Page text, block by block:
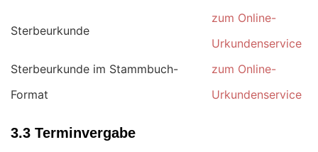
Sterbeurkunde
zum Online-
Urkundenservice
Sterbeurkunde im Stammbuch-
Format
zum Online-
Urkundenservice
3.3 Terminvergabe